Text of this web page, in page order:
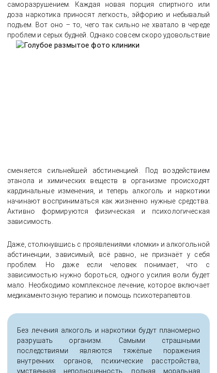
саморазрушением. Каждая новая порция спиртного или
доза наркотика приносят легкость, эйфорию и небывалый
подъем. Вот оно – то, чего так сильно не хватало в череде
проблем и серых будней. Однако совсем скоро удовольствие
сменяется сильнейшей абстиненцией. Под воздействием
этанола и химических веществ в организме происходят
кардинальные изменения, и теперь алкоголь и наркотики
начинают восприниматься как жизненно нужные средства.
Активно формируются физическая и психологическая
зависимость.
Даже, столкнувшись с проявлениями «ломки» и алкогольной
абстиненции, зависимый, всё равно, не признаёт у себя
проблем. Но даже если человек понимает, что с
зависимостью нужно бороться, одного усилия воли будет
мало. Необходимо комплексное лечение, которое включает
медикаментозную терапию и помощь психотерапевтов.
Без лечения алкоголь и наркотики будут планомерно
разрушать организм. Самыми страшными
последствиями являются тяжёлые поражения
внутренних органов, психические расстройства,
умственная неполноценность, полная моральная